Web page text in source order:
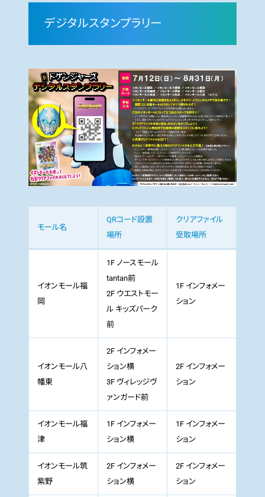
デジタルスタンプラリー
モール名
QRコード設置
場所
クリアファイル
受取場所
イオンモール福
岡
1F ノースモール
tantan前
2F ウエストモー
ル キッズパーク
前
1F インフォメー
ション
イオンモール八
幡東
2F インフォメー
ション横
3F ヴィレッジヴ
ァンガード前
2F インフォメー
ション
イオンモール福
津
1F インフォメー
ション横
1F インフォメー
ション
イオンモール筑
紫野
2F インフォメー
ション横
2F インフォメー
ション